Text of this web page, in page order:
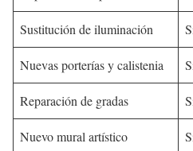
Sustitución de iluminación
Nuevas porterías y calistenia
Reparación de gradas
Nuevo mural artístico